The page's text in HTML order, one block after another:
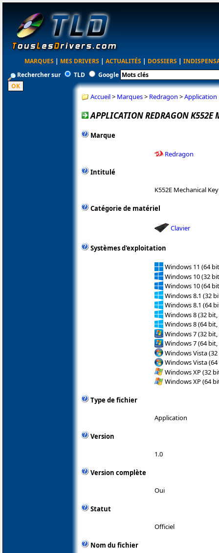
MARQUES | MES DRIVERS | ACTUALITÉS | DOSSIERS |
Rechercher sur
TLD Google
Accueil> Marques> Redragon >Application
APPLICATION REDRAGON K552E
Marque
Redragon
Intitulé
K552E Mechanical
Catégorie de matériel
Clavier
Systèmes d'exploitation
Windows 11 (64
Windows 10 (32
Windows 10 (64
Windows 8.1 (32
Windows 8.1 (64
Windows 8 (32 bit,
Windows 8 (64 bit,
Windows 7 (32 bit,
Windows 7 (64 bit,
Windows Vista
Windows Vista
Windows XP (32
Windows XP (64
Type de fichier
Application
Version
1.0
Version complète
Oui
Statut
Officiel
Nom du fichier